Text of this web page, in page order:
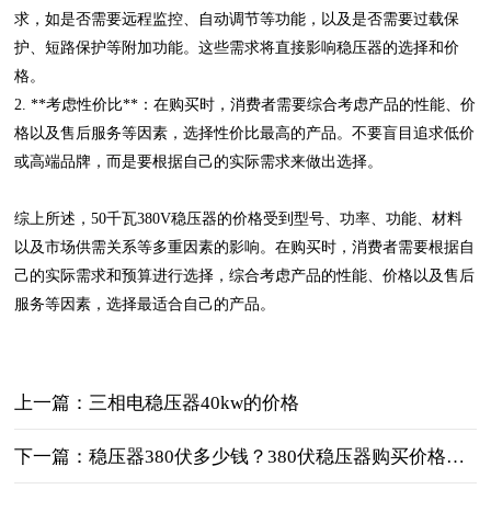
求，如是否需要远程监控、自动调节等功能，以及是否需要过载保
护、短路保护等附加功能。这些需求将直接影响稳压器的选择和价
格。
2. **考虑性价比**：在购买时，消费者需要综合考虑产品的性能、价
格以及售后服务等因素，选择性价比最高的产品。不要盲目追求低价
或高端品牌，而是要根据自己的实际需求来做出选择。
综上所述，50千瓦380V稳压器的价格受到型号、功率、功能、材料
以及市场供需关系等多重因素的影响。在购买时，消费者需要根据自
己的实际需求和预算进行选择，综合考虑产品的性能、价格以及售后
服务等因素，选择最适合自己的产品。
上一篇：三相电稳压器40kw的价格
下一篇：稳压器380伏多少钱？380伏稳压器购买价格及选择技巧